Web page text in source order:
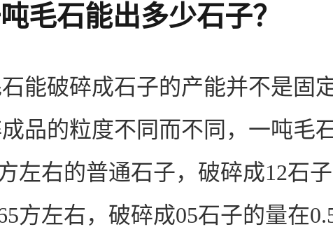
毛石能出多少石子？
能破碎成石子的产能并不是固
品的粒度不同而不同，一吨毛
左右的普通石子，破碎成12石
方左右，破碎成05石子的量在